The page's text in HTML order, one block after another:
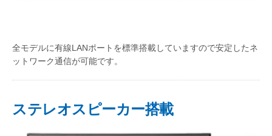
全モデルに有線LANポートを標準搭載していますので安定したネ
ットワーク通信が可能です。
ステレオスピーカー搭載